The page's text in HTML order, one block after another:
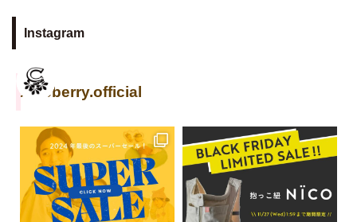
Instagram
cuseberry.official